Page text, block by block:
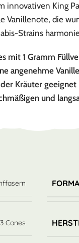
innovativen King
Vanillenote, die
Strains
mit 1 Gramm
angenehme
Kräuter geeignet
und
3 Cones